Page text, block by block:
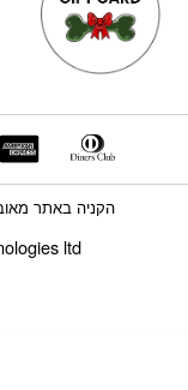
ltd
הקניה באתר